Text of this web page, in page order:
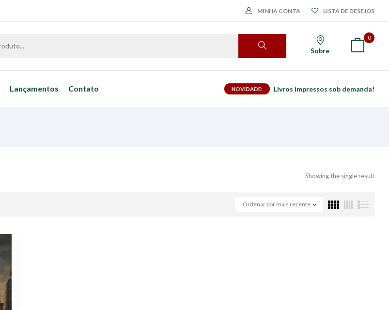
MINHA CONTA LISTA DE DESEJOS
Sobre
0
Lançamentos Contato NOVIDADE: Livros impressos sob demanda!
Showing the single result
Ordenar por mais recente